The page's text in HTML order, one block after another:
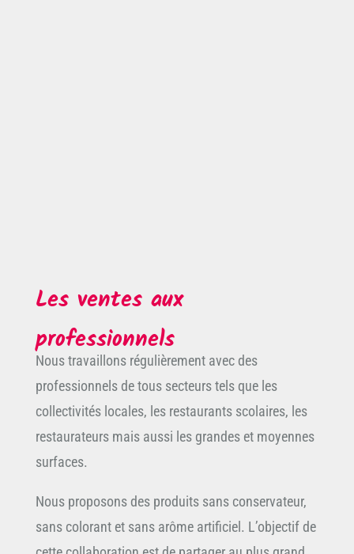
Les ventes aux
professionnels
Nous travaillons régulièrement avec des
professionnels de tous secteurs tels que les
collectivités locales, les restaurants scolaires, les
restaurateurs mais aussi les grandes et moyennes
surfaces.
Nous proposons des produits sans conservateur,
sans colorant et sans arôme artificiel. L’objectif de